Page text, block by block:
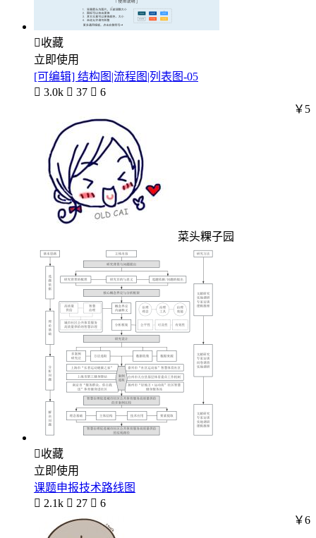
收藏
立即使用
[可编辑] 结构图|流程图|列表图-05
 3.0k  37  6
菜头粿子园
￥5
收藏
立即使用
课题申报技术路线图
 2.1k  27  6
￥6